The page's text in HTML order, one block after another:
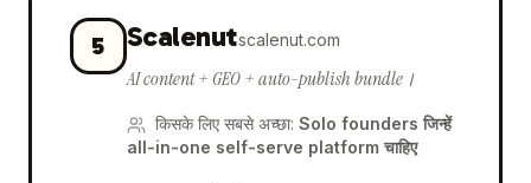
5 Scalenutscalenut.com
AI content + GEO + auto-publish bundle।
किसके लिए सबसे अच्छा: Solo founders जिन्हें
all-in-one self-serve platform चाहिए